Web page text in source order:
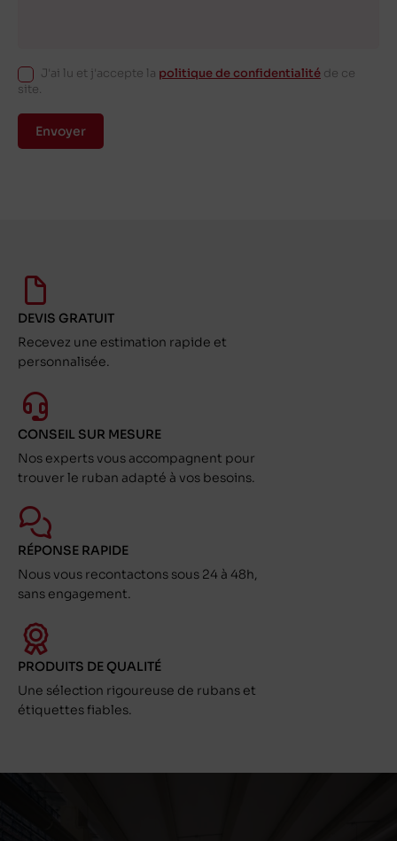
J'ai lu et j'accepte la politique de confidentialité de ce
site.
Envoyer
DEVIS GRATUIT
Recevez une estimation rapide et
personnalisée.
CONSEIL SUR MESURE
Nos experts vous accompagnent pour
trouver le ruban adapté à vos besoins.
RÉPONSE RAPIDE
Nous vous recontactons sous 24 à 48h,
sans engagement.
PRODUITS DE QUALITÉ
Une sélection rigoureuse de rubans et
étiquettes fiables.